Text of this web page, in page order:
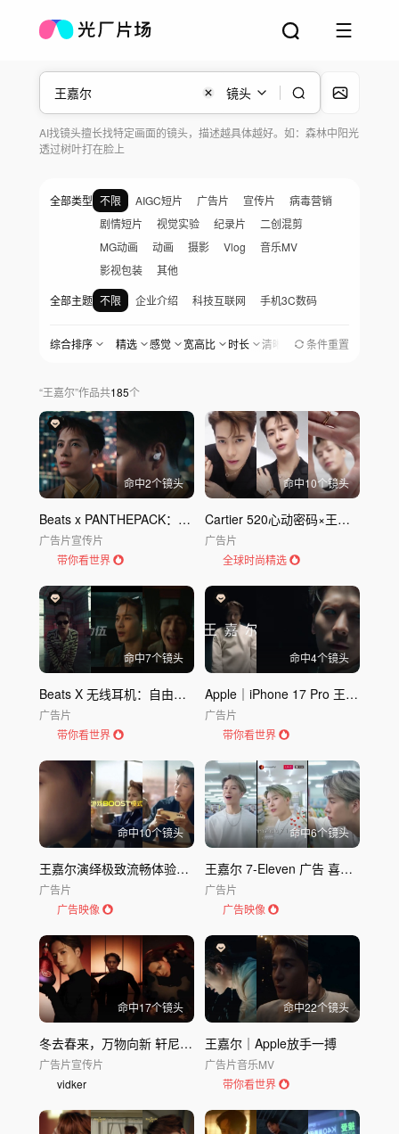
镜头
AI找镜头擅长找特定画面的镜头，描述越具体越好。如：森林中阳光
透过树叶打在脸上
全部类型 不限 AIGC短片 广告片 宣传片
病毒营销
剧情短片
视觉实验 纪录片
二创混剪
MG动画
动画 摄影 Vlog
音乐MV
影视包装
其他
全部主题 不限 企业介绍 科技互联网
手机3C数码
美食餐饮
家居家电 服饰美妆
婚礼爱情
女性与职场
节日与活动
城市文旅 风光地理
建筑空间
工业基建
传统非遗 表演艺术
体育运动
教育科普
游戏电竞
其他
发布时间
不限 30天内 半年内 一年内
综合排序 精选 感觉 宽高比 时长 清晰度 地区 创作时间
条件重置
“王嘉尔”作品共185个
命中2个镜头
Beats x PANTHEPACK：一转即合，音乐随行
广告片宣传片
带你看世界
命中10个镜头
Cartier 520心动密码×王嘉尔
广告片
全球时尚精选
命中7个镜头
Beats X 无线耳机：自由听，无拘束
广告片
带你看世界
命中4个镜头
Apple｜iPhone 17 Pro 王嘉尔MV《Let Loose》
广告片
带你看世界
命中10个镜头
王嘉尔演绎极致流畅体验｜vivo S12性能
广告片
广告映像
命中6个镜头
王嘉尔 7-Eleven 广告 喜欢泰国美食
广告片
广告映像
命中17个镜头
冬去春来，万物向新 轩尼诗携手品牌全球代言人王嘉尔
广告片宣传片
vidker
命中22个镜头
王嘉尔｜Apple放手一搏
广告片音乐MV
带你看世界